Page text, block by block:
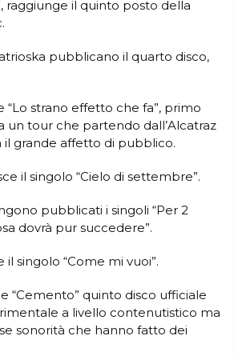
raggiunge il quinto posto della
pubblicano il quarto disco,
“Lo strano effetto che fa”, primo
un tour che partendo dall’Alcatraz
il grande affetto di pubblico.
il singolo “Cielo di settembre”.
pubblicati i singoli “Per 2
dovrà pur succedere”.
il singolo “Come mi vuoi”.
“Cemento” quinto disco ufficiale
a livello contenutistico ma
sonorità che hanno fatto dei